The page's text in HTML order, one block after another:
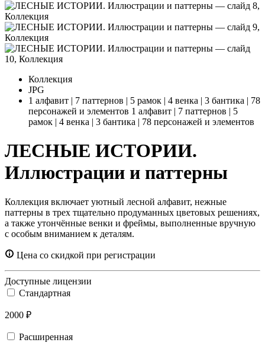
Коллекция
JPG
1 алфавит | 7 паттернов | 5 рамок | 4 венка | 3 бантика | 78
персонажей и элементов 1 алфавит | 7 паттернов | 5
рамок | 4 венка | 3 бантика | 78 персонажей и элементов
ЛЕСНЫЕ ИСТОРИИ.
Иллюстрации и паттерны
Коллекция включает уютный лесной алфавит, нежные
паттерны в трех тщательно продуманных цветовых решениях,
а также утончённые венки и фреймы, выполненные вручную
с особым вниманием к деталям.
Цена со скидкой при регистрации
Доступные лицензии
Стандартная
2000 ₽
Расширенная